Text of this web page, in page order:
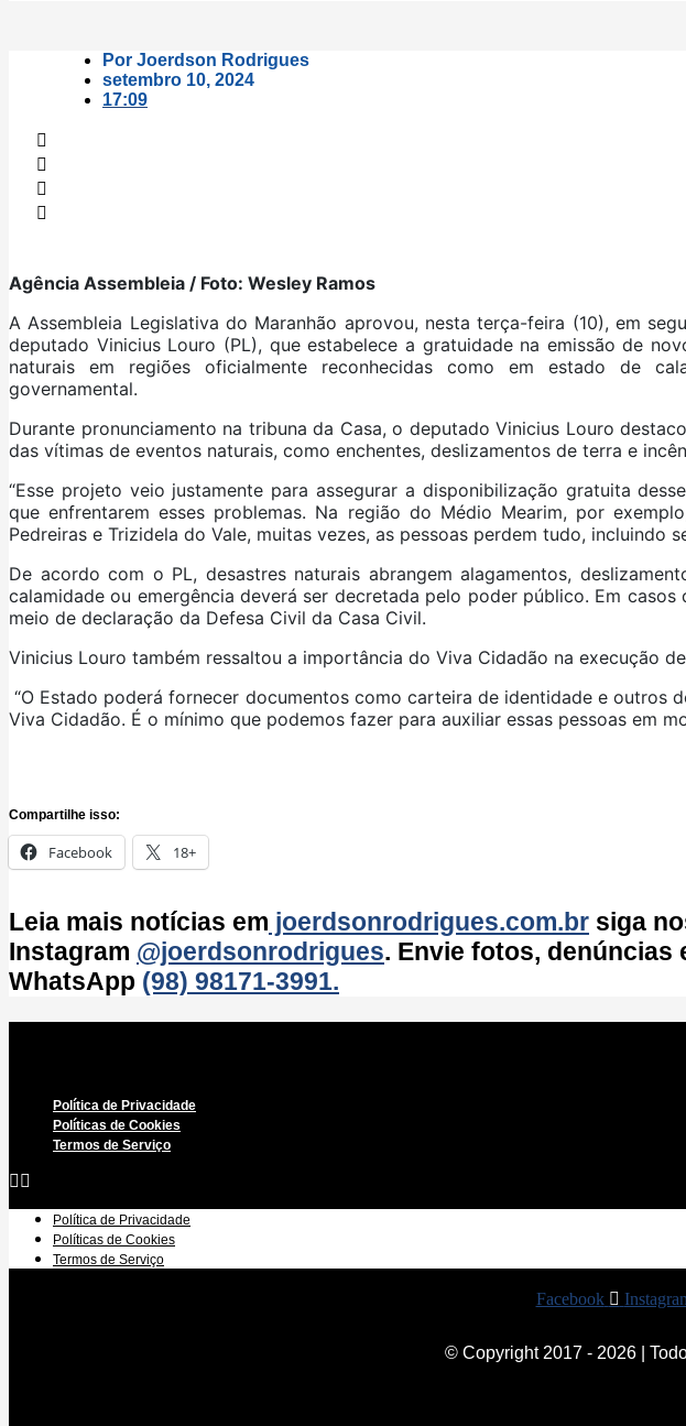
Por Joerdson Rodrigues
setembro 10, 2024
17:09
Agência Assembleia / Foto: Wesley Ramos
A Assembleia Legislativa do Maranhão aprovou, nesta terça-feira (10), em
deputado Vinicius Louro (PL), que estabelece a gratuidade na emissão de
naturais em regiões oficialmente reconhecidas como em estado de
governamental.
Durante pronunciamento na tribuna da Casa, o deputado Vinicius Louro
das vítimas de eventos naturais, como enchentes, deslizamentos de terra e
“Esse projeto veio justamente para assegurar a disponibilização gratuita
que enfrentarem esses problemas. Na região do Médio Mearim, por
Pedreiras e Trizidela do Vale, muitas vezes, as pessoas perdem tudo, incluindo
De acordo com o PL, desastres naturais abrangem alagamentos,
calamidade ou emergência deverá ser decretada pelo poder público. Em
meio de declaração da Defesa Civil da Casa Civil.
Vinicius Louro também ressaltou a importância do Viva Cidadão na execução
“O Estado poderá fornecer documentos como carteira de identidade e outros
Viva Cidadão. É o mínimo que podemos fazer para auxiliar essas pessoas em
Compartilhe isso:
Facebook 18+
Leia mais notícias em joerdsonrodrigues.com.br siga
Instagram @joerdsonrodrigues. Envie fotos, denúncias
WhatsApp (98) 98171-3991.
Política de Privacidade
Políticas de Cookies
Termos de Serviço
Política de Privacidade
Políticas de Cookies
Termos de Serviço
Facebook
© Copyright 2017 - 2026 |